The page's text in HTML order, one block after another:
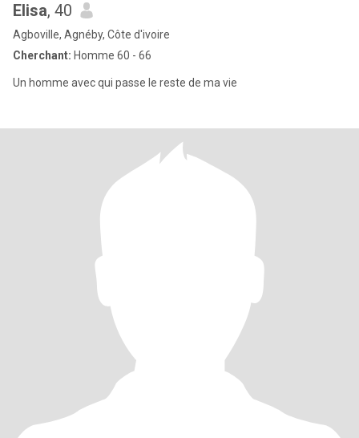
Elisa, 40
Agboville, Agnéby, Côte d'ivoire
Cherchant: Homme 60 - 66
Un homme avec qui passe le reste de ma vie